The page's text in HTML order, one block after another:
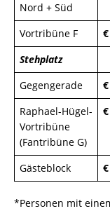
Nord + Süd
Vortribüne F
Stehplatz
Gegengerade
Raphael-Hügel-
Vortribüne
(Fantribüne G)
Gästeblock
*Personen mit